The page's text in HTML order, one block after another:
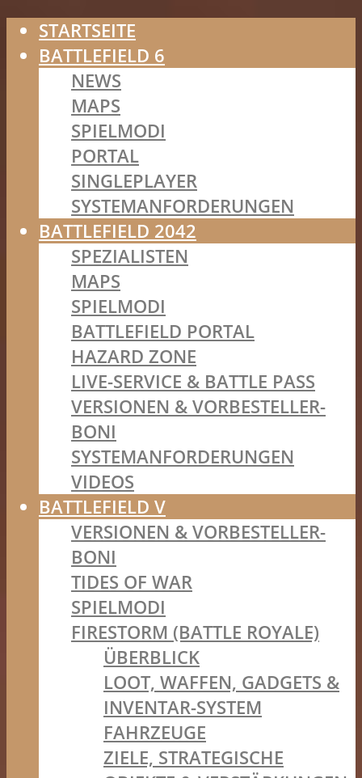
STARTSEITE
BATTLEFIELD 6
NEWS
MAPS
SPIELMODI
PORTAL
SINGLEPLAYER
SYSTEMANFORDERUNGEN
BATTLEFIELD 2042
SPEZIALISTEN
MAPS
SPIELMODI
BATTLEFIELD PORTAL
HAZARD ZONE
LIVE-SERVICE & BATTLE PASS
VERSIONEN & VORBESTELLER-
BONI
SYSTEMANFORDERUNGEN
VIDEOS
BATTLEFIELD V
VERSIONEN & VORBESTELLER-
BONI
TIDES OF WAR
SPIELMODI
FIRESTORM (BATTLE ROYALE)
ÜBERBLICK
LOOT, WAFFEN, GADGETS &
INVENTAR-SYSTEM
FAHRZEUGE
ZIELE, STRATEGISCHE